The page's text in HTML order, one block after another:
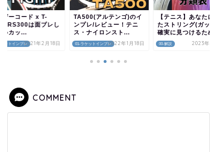
ットインプレ
ザーコード x T-
RS300は面ブレし
いカッ...
2021年2月18日 01-ラケットインプレ
TA500(アルテンゴ)のイ
ンプレ/レビュー！テニ
ス・ナイロンスト...
2022年1月18日 00-解説
【テニス】あなたに
たストリング(ガッ
確実に見つけるため
2023年8
COMMENT